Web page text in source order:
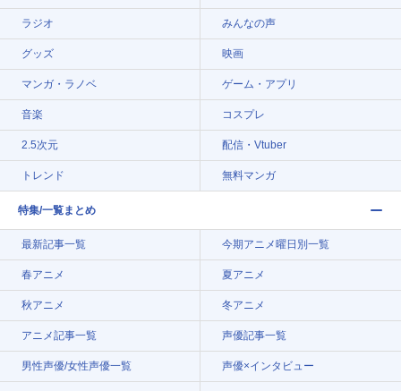
ラジオ みんなの声
グッズ 映画
マンガ・ラノベ ゲーム・アプリ
音楽 コスプレ
2.5次元 配信・Vtuber
トレンド 無料マンガ
特集/一覧まとめ
最新記事一覧 今期アニメ曜日別一覧
春アニメ 夏アニメ
秋アニメ 冬アニメ
アニメ記事一覧 声優記事一覧
男性声優/女性声優一覧 声優×インタビュー